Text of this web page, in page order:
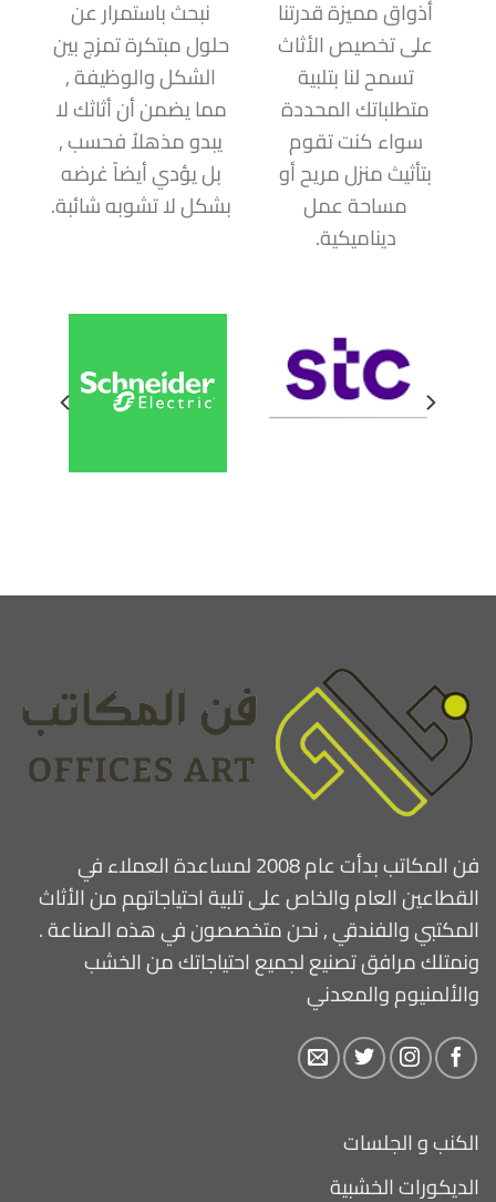
أذواق مميزة قدرتنا
على تخصيص الأثاث
تسمح لنا بتلبية
متطلباتك المحددة
سواء كنت تقوم
بتأثيث منزل مريح أو
مساحة عمل
ديناميكية.
نبحث باستمرار عن
حلول مبتكرة تمزج بين
الشكل والوظيفة ,
مما يضمن أن أثاثك لا
يبدو مذهلاُ فحسب ,
بل يؤدي أيضاً غرضه
بشكل لا تشوبه شائبة.
فن المكاتب بدأت عام 2008 لمساعدة العملاء في
القطاعين العام والخاص على تلبية احتياجاتهم من الأثاث
المكتبي والفندقي , نحن متخصصون في هذه الصناعة .
ونمتلك مرافق تصنيع لجميع احتياجاتك من الخشب
والألمنيوم والمعدني
الكنب و الجلسات
الديكورات الخشبية